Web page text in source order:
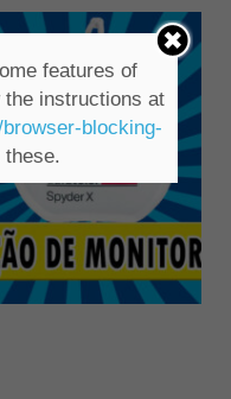
features of
instructions at
blocking-